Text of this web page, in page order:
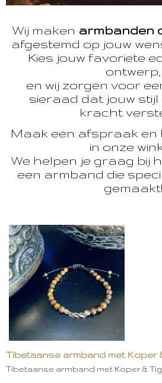
Wij maken armbanden
afgestemd op jouw
Kies jouw favoriete
ontwerp,
en wij zorgen voor
sieraad dat jouw stijl
kracht
Maak een afspraak en
in onze
We helpen je graag bij
een armband die
gemaakt!
Tibetaanse armband met Koper
Tibetaanse armband met Koper &